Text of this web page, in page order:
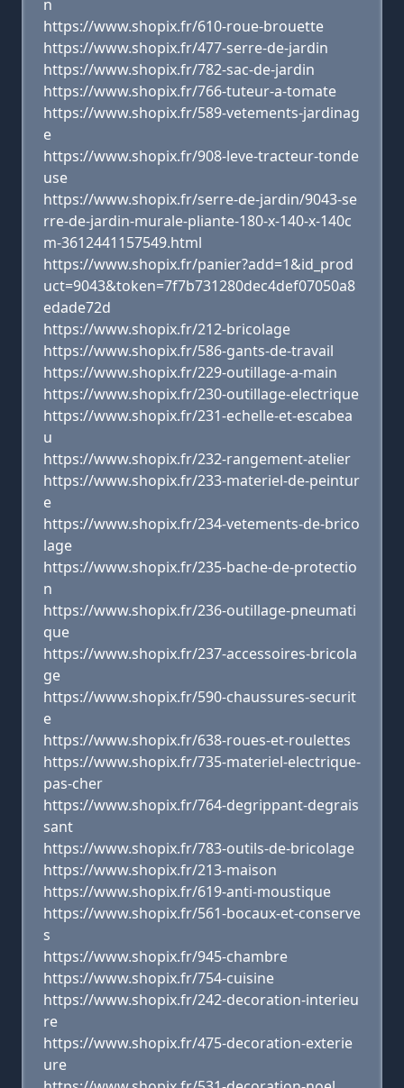
n
https://www.shopix.fr/610-roue-brouette
https://www.shopix.fr/477-serre-de-jardin
https://www.shopix.fr/782-sac-de-jardin
https://www.shopix.fr/766-tuteur-a-tomate
https://www.shopix.fr/589-vetements-jardinag
e
https://www.shopix.fr/908-leve-tracteur-tonde
use
https://www.shopix.fr/serre-de-jardin/9043-se
rre-de-jardin-murale-pliante-180-x-140-x-140c
m-3612441157549.html
https://www.shopix.fr/panier?add=1&id_prod
uct=9043&token=7f7b731280dec4def07050a8
edade72d
https://www.shopix.fr/212-bricolage
https://www.shopix.fr/586-gants-de-travail
https://www.shopix.fr/229-outillage-a-main
https://www.shopix.fr/230-outillage-electrique
https://www.shopix.fr/231-echelle-et-escabea
u
https://www.shopix.fr/232-rangement-atelier
https://www.shopix.fr/233-materiel-de-peintur
e
https://www.shopix.fr/234-vetements-de-brico
lage
https://www.shopix.fr/235-bache-de-protectio
n
https://www.shopix.fr/236-outillage-pneumati
que
https://www.shopix.fr/237-accessoires-bricola
ge
https://www.shopix.fr/590-chaussures-securit
e
https://www.shopix.fr/638-roues-et-roulettes
https://www.shopix.fr/735-materiel-electrique-
pas-cher
https://www.shopix.fr/764-degrippant-degrais
sant
https://www.shopix.fr/783-outils-de-bricolage
https://www.shopix.fr/213-maison
https://www.shopix.fr/619-anti-moustique
https://www.shopix.fr/561-bocaux-et-conserve
s
https://www.shopix.fr/945-chambre
https://www.shopix.fr/754-cuisine
https://www.shopix.fr/242-decoration-interieu
re
https://www.shopix.fr/475-decoration-exterie
ure